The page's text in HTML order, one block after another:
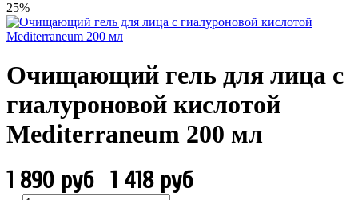
25%
Очищающий гель для лица с
гиалуроновой кислотой
Mediterraneum 200 мл
1 890 руб 1 418 руб